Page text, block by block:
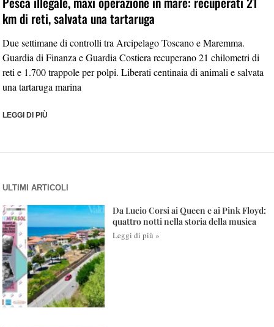
km di reti, salvata una tartaruga
Due settimane di controlli tra Arcipelago Toscano e Maremma.
Guardia di Finanza e Guardia Costiera recuperano 21 chilometri di
reti e 1.700 trappole per polpi. Liberati centinaia di animali e salvata
una tartaruga marina
LEGGI DI PIÙ
ULTIMI ARTICOLI
Da Lucio Corsi ai Queen e ai Pink Floyd:
quattro notti nella storia della musica
Leggi di più »